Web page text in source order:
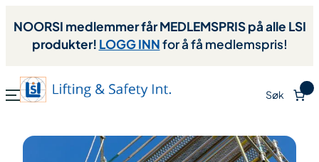
NOORSI medlemmer får MEDLEMSPRIS på alle LSI
produkter! LOGG INNfor å få medlemspris!
Søk